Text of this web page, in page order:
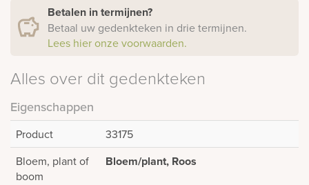
Betalen in termijnen?
Betaal uw gedenkteken in drie termijnen.
Lees hier onze voorwaarden.
Alles over dit gedenkteken
Eigenschappen
Product
33175
Bloem, plant of
boom
Bloem/plant, Roos